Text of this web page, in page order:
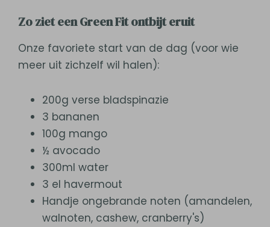
Zo ziet een Green Fit ontbijt eruit
Onze favoriete start van de dag (voor wie
meer uit zichzelf wil halen):
200g verse bladspinazie
3 bananen
100g mango
½ avocado
300ml water
3 el havermout
Handje ongebrande noten (amandelen,
walnoten, cashew, cranberry's)